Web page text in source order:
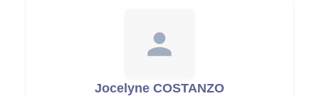
Jocelyne COSTANZO